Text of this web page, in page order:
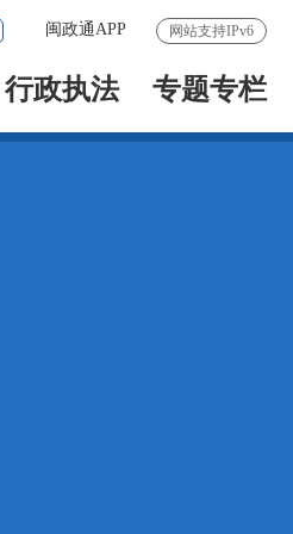
网站支持IPv6
闽政通APP
行政执法 专题专栏